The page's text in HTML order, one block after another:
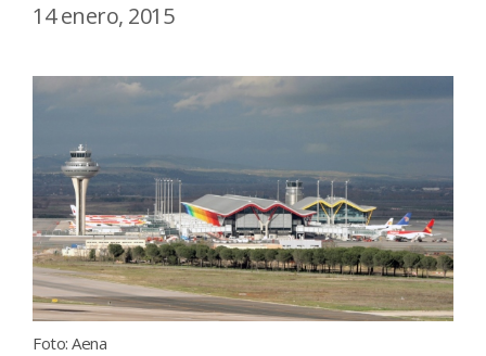
14 enero, 2015
Foto: Aena